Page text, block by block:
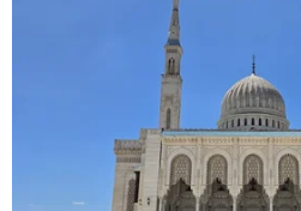
Hà Nội quy định mức
một số hành vi vi phạm
13/12/2024 02:02